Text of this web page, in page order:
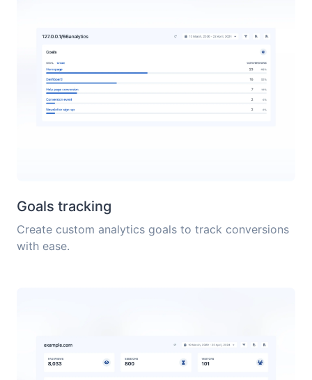
Goals tracking
Create custom analytics goals to track conversions
with ease.